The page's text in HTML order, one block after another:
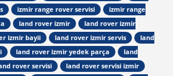
izmir range rover servisi
izmir range
land rover izmir
land rover izmir
izmir bayii land rover izmir servis
land
land rover izmir yedek parça
land
rover servisi
land rover servisi izmir